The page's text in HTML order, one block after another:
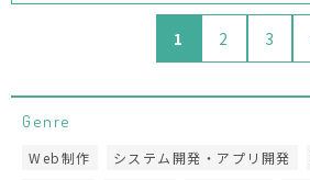
1 2 3
Genre
Web制作 システム開発・アプリ開発